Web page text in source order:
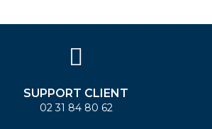
SUPPORT CLIENT
02 31 84 80 62